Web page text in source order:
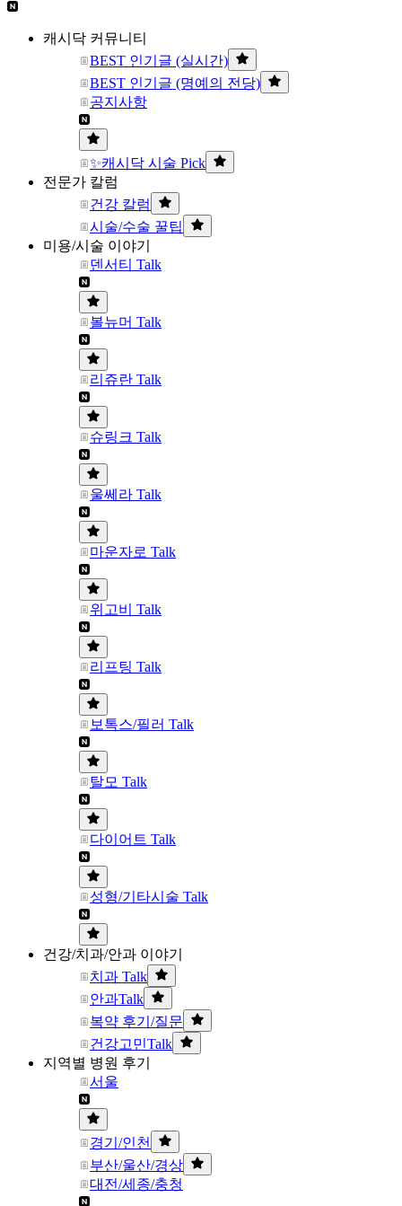
캐시닥 커뮤니티
BEST 인기글 (실시간)
BEST 인기글 (명예의 전당)
공지사항
✨캐시닥 시술 Pick
전문가 칼럼
건강 칼럼
시술/수술 꿀팁
미용/시술 이야기
덴서티 Talk
볼뉴머 Talk
리쥬란 Talk
슈링크 Talk
울쎄라 Talk
마운자로 Talk
위고비 Talk
리프팅 Talk
보톡스/필러 Talk
탈모 Talk
다이어트 Talk
성형/기타시술 Talk
건강/치과/안과 이야기
치과 Talk
안과Talk
복약 후기/질문
건강고민Talk
지역별 병원 후기
서울
경기/인천
부산/울산/경상
대전/세종/충청